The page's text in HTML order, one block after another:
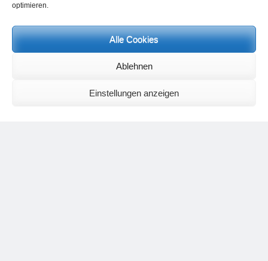
optimieren.
Alle Cookies
Ablehnen
Einstellungen anzeigen
Neueste Kommentare
Setu Bandhasana – Die Brücke als Yogaübung und
zuSpiritualität im Koffer – die Auflösung des